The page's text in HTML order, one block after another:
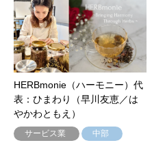
HERBmonie（ハーモニー）代
表：ひまわり（早川友恵／は
やかわともえ）
サービス業
中部